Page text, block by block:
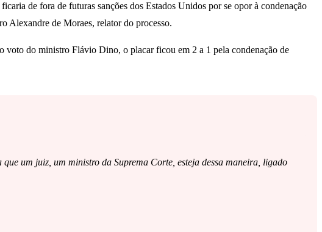
de fora de futuras sanções dos Estados Unidos por se opor à condenação
Alexandre de Moraes, relator do processo.
voto do ministro Flávio Dino, o placar ficou em 2 a 1 pela condenação de
um juiz, um ministro da Suprema Corte, esteja dessa maneira, ligado